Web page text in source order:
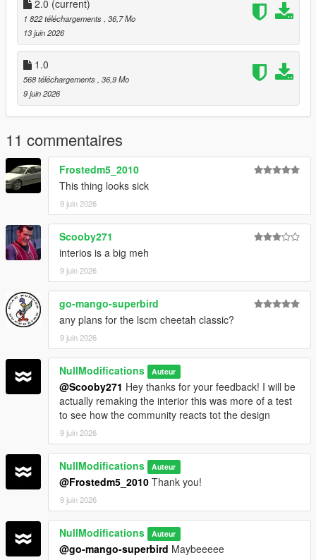
CHANNEL LOG //
- 1.0 :
Initial Release
- 2.0 :
- Updated Speedometer to fix it not working
- Updated Handling
2.0 (current)
1 822 téléchargements , 36,7 Mo
13 juin 2026
1.0
568 téléchargements , 36,9 Mo
9 juin 2026
11 commentaires
Frostedm5_2010
This thing looks sick
9 juin 2026
Scooby271
interios is a big meh
9 juin 2026
go-mango-superbird
any plans for the lscm cheetah classic?
9 juin 2026
NullModifications Auteur
@Scooby271 Hey thanks for your feedback! I will be
actually remaking the interior this was more of a test
to see how the community reacts tot the design
9 juin 2026
NullModifications Auteur
@Frostedm5_2010 Thank you!
9 juin 2026
NullModifications Auteur
@go-mango-superbird Maybeeeee